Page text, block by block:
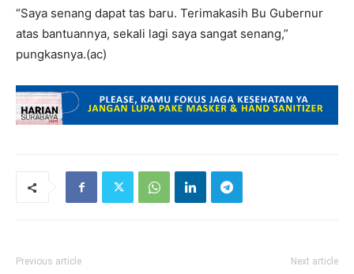
“Saya senang dapat tas baru. Terimakasih Bu Gubernur
atas bantuannya, sekali lagi saya sangat senang,”
pungkasnya.(ac)
Previous article Next article